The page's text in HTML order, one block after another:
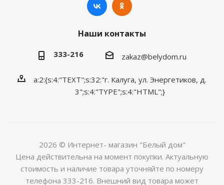
Наши контакты
333-216 zakaz@belydom.ru
a:2:{s:4:"TEXT";s:32:"г. Калуга, ул. Энергетиков, д.
3";s:4:"TYPE";s:4:"HTML";}
2026 © Интернет- магазин "Белый дом"
Цена действительна на момент покупки. Актуальную
стоимость и наличие товара уточняйте по номеру
телефона 333-216. Внешний вид товара может